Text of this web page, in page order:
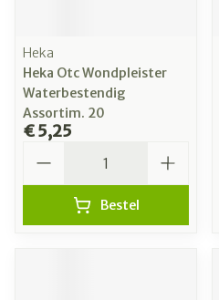
Heka
Heka Otc Wondpleister
Waterbestendig
Assortim. 20
€ 5,25
Bestel